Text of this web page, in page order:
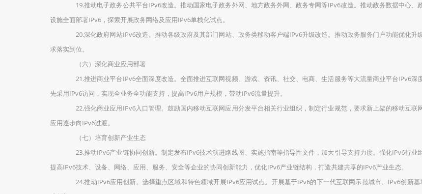
19.推动电子政务公共平台IPv6改造。推动国家电子政务外网、地方政务外网、政务专网等IPv6改造。推动政务数据中心、
设施全面部署IPv6，探索开展政务网络及应用IPv6单栈化试点。
20.深化政府网站IPv6改造。推动各级政府及其部门网站、政务类移动客户端IPv6升级改造。推动政务服务门户功能优化升
求落实到位。
（六）深化商业应用部署
21.推进商业平台IPv6全面深度改造。全面推进互联网视频、游戏、资讯、社交、电商、生活服务等大流量商业平台IPv6深
先采用IPv6访问，实现全业务全功能支持，提高IPv6用户规模，带动IPv6流量提升。
22.强化商业应用IPv6入口管理。鼓励国内移动互联网应用分发平台相关行业组织，制定行业规范，要求新上架的移动互联
应用逐步向IPv6过渡。
（七）培育创新产业生态
23.推动IPv6产业链协同创新。制定发布IPv6技术演进路线图、实施指南等指导性文件，加大引导支持力度。强化IPv6行业
提高IPv6技术、设备、网络、应用、服务、安全等企业的协同创新能力，优化IPv6产业链结构，打造共建共享的IPv6产业生态。
24.推动IPv6应用创新。选择重点区域和特色领域开展IPv6应用试点。开展基于IPv6的下一代互联网示范城市、IPv6创新